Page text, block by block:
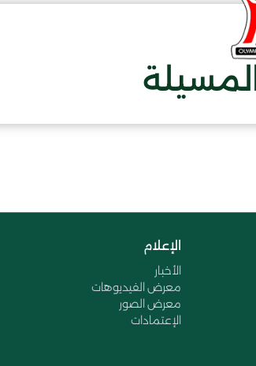
الإعلام
الأخبار
معرض الفيديوهات
معرض الصور
الإعتمادات